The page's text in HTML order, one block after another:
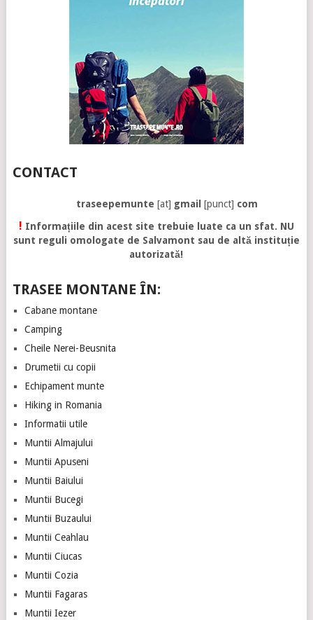
CONTACT
traseepemunte [at] gmail [punct] com
! Informațiile din acest site trebuie luate ca un sfat. NU
sunt reguli omologate de Salvamont sau de altă instituție
autorizată!
TRASEE MONTANE ÎN:
Cabane montane
Camping
Cheile Nerei-Beusnita
Drumetii cu copii
Echipament munte
Hiking in Romania
Informatii utile
Muntii Almajului
Muntii Apuseni
Muntii Baiului
Muntii Bucegi
Muntii Buzaului
Muntii Ceahlau
Muntii Ciucas
Muntii Cozia
Muntii Fagaras
Muntii Iezer